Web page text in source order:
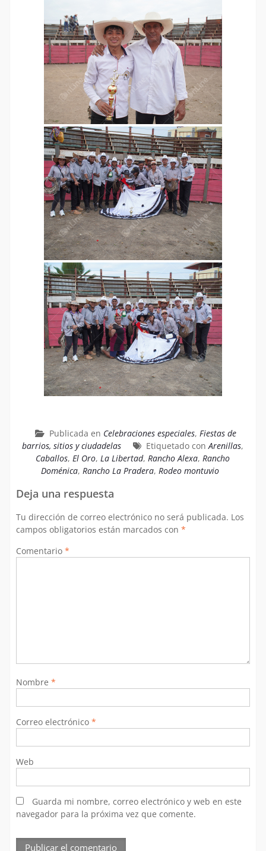
Publicada en Celebraciones especiales,Fiestas de
barrios, sitios y ciudadelas
Etiquetado conArenillas,
Caballos,El Oro,La Libertad,Rancho Alexa,Rancho
Doménica, Rancho La Pradera, Rodeo montuvio
Deja una respuesta
Tu dirección de correo electrónico no será publicada. Los
campos obligatorios están marcados con *
Comentario *
Nombre *
Correo electrónico *
Web
Guarda mi nombre, correo electrónico y web en este
navegador para la próxima vez que comente.